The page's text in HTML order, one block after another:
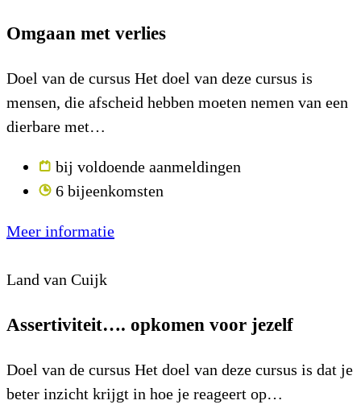
Omgaan met verlies
Doel van de cursus Het doel van deze cursus is
mensen, die afscheid hebben moeten nemen van een
dierbare met…
bij voldoende aanmeldingen
6 bijeenkomsten
Meer informatie
Land van Cuijk
Assertiviteit…. opkomen voor jezelf
Doel van de cursus Het doel van deze cursus is dat je
beter inzicht krijgt in hoe je reageert op…